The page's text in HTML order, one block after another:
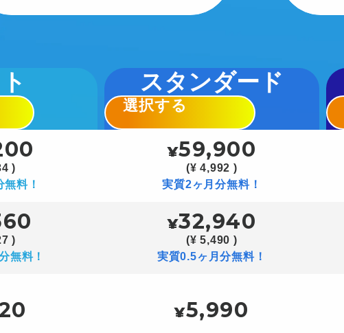
スタンダード
選択する
)
料！
¥59,900
(¥ 4,992 )
実質2ヶ月分無料！
)
無料！
¥32,940
(¥ 5,490 )
実質0.5ヶ月分無料！
¥5,990